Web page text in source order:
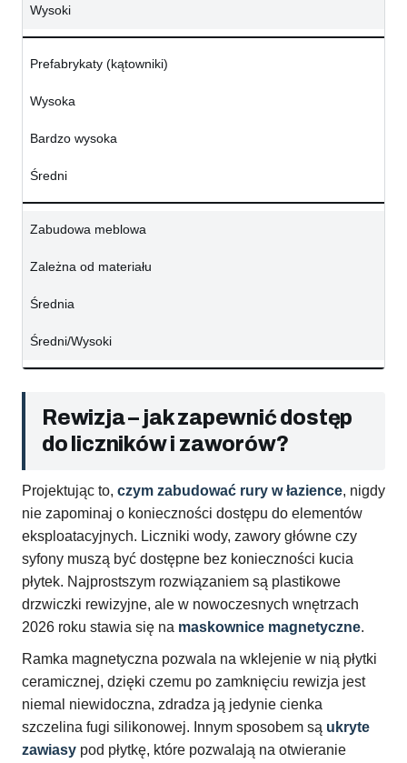
Wysoki
Prefabrykaty (kątowniki)
Wysoka
Bardzo wysoka
Średni
Zabudowa meblowa
Zależna od materiału
Średnia
Średni/Wysoki
Rewizja – jak zapewnić dostęp
do liczników i zaworów?
Projektując to, czym zabudować rury w łazience, nigdy
nie zapominaj o konieczności dostępu do elementów
eksploatacyjnych. Liczniki wody, zawory główne czy
syfony muszą być dostępne bez konieczności kucia
płytek. Najprostszym rozwiązaniem są plastikowe
drzwiczki rewizyjne, ale w nowoczesnych wnętrzach
2026 roku stawia się na maskownice magnetyczne.
Ramka magnetyczna pozwala na wklejenie w nią płytki
ceramicznej, dzięki czemu po zamknięciu rewizja jest
niemal niewidoczna, zdradza ją jedynie cienka
szczelina fugi silikonowej. Innym sposobem są ukryte
zawiasy pod płytkę, które pozwalają na otwieranie